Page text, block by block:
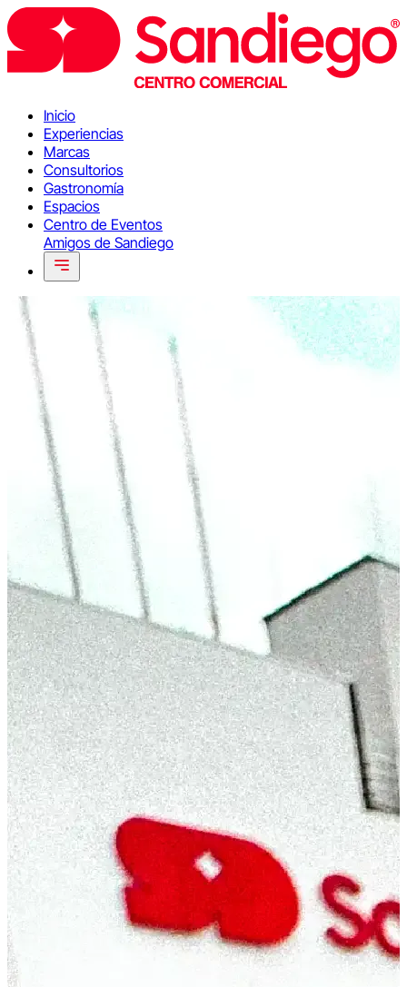
Inicio
Experiencias
Marcas
Consultorios
Gastronomía
Espacios
Centro de Eventos
Amigos de Sandiego